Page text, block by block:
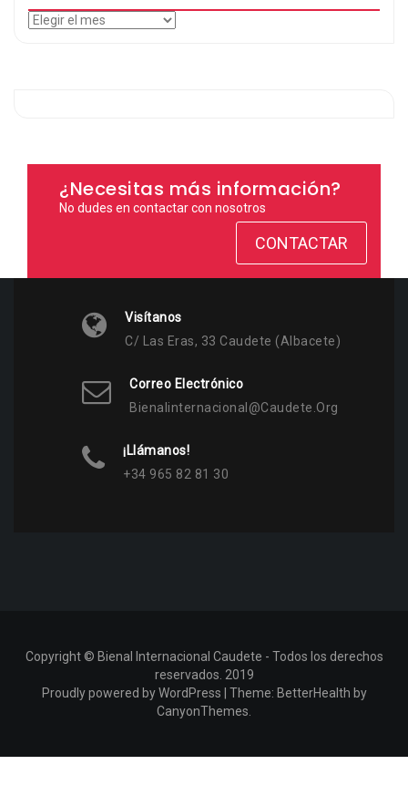
Hemeroteca
¿Necesitas más información?
No dudes en contactar con nosotros
CONTACTAR
Visítanos
C/ Las Eras, 33 Caudete (Albacete)
Correo Electrónico
Bienalinternacional@caudete.org
¡Llámanos!
+34 965 82 81 30
Copyright © Bienal Internacional Caudete - Todos los derechos
reservados. 2019
Proudly powered by WordPress
Theme: BetterHealth by
CanyonThemes.